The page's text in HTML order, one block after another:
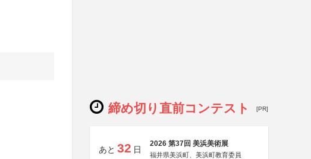
締め切り直前コンテスト [PR]
あと 32 日
2026 第37回 美浜美術展
福井県美浜町、美浜町教育委員